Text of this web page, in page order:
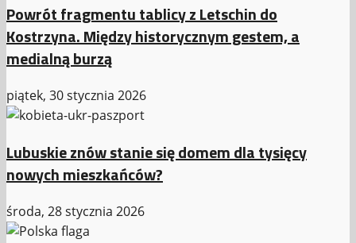
Powrót fragmentu tablicy z Letschin do
Kostrzyna. Między historycznym gestem, a
medialną burzą
piątek, 30 stycznia 2026
Lubuskie znów stanie się domem dla tysięcy
nowych mieszkańców?
środa, 28 stycznia 2026